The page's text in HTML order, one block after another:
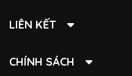
LIÊN KẾT
CHÍNH SÁCH